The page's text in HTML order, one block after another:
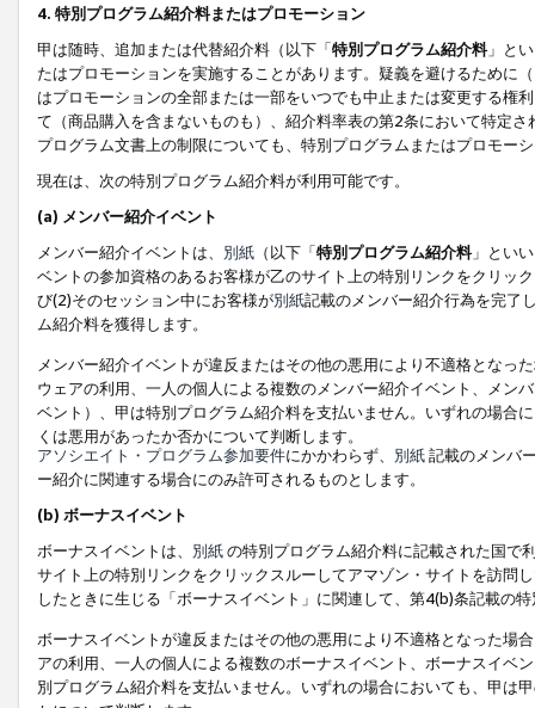
4. 特別プログラム紹介料またはプロモーション
甲は随時、追加または代替紹介料（以下「特別プログラム紹介料」と
たはプロモーションを実施することがあります。疑義を避けるために
はプロモーションの全部または一部をいつでも中止または変更する権
て（商品購入を含まないものも）、紹介料率表の第2条において特定
プログラム文書上の制限についても、特別プログラムまたはプロモー
現在は、次の特別プログラム紹介料が利用可能です。
(a) メンバー紹介イベント
メンバー紹介イベントは、 別紙 （以下「特別プログラム紹介料」とい
ベントの参加資格のあるお客様が乙のサイト上の特別リンクをクリッ
び(2)そのセッション中にお客様が別紙記載のメンバー紹介行為を完了
ム紹介料を獲得します。
メンバー紹介イベントが違反またはその他の悪用により不適格となっ
ウェアの利用、一人の個人による複数のメンバー紹介イベント、メン
ベント）、甲は特別プログラム紹介料を支払いません。いずれの場合
くは悪用があったか否かについて判断します。
アソシエイト・プログラム参加要件にかかわらず、 別紙記載のメンバ
ー紹介に関連する場合にのみ許可されるものとします。
(b) ボーナスイベント
ボーナスイベントは、 別紙の特別プログラム紹介料に記載された国で
サイト上の特別リンクをクリックスルーしてアマゾン・サイトを訪問
したときに生じる「ボーナスイベント」に関連して、第4(b)条記載の
ボーナスイベントが違反またはその他の悪用により不適格となった場
アの利用、一人の個人による複数のボーナスイベント、ボーナスイベ
別プログラム紹介料を支払いません。いずれの場合においても、甲は